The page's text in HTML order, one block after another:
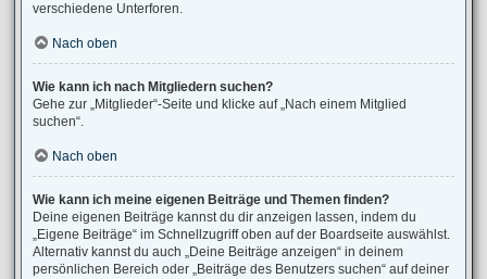
verschiedene Unterforen.
Nach oben
Wie kann ich nach Mitgliedern suchen?
Gehe zur „Mitglieder“-Seite und klicke auf „Nach einem Mitglied
suchen“.
Nach oben
Wie kann ich meine eigenen Beiträge und Themen finden?
Deine eigenen Beiträge kannst du dir anzeigen lassen, indem du
„Eigene Beiträge“ im Schnellzugriff oben auf der Boardseite auswählst.
Alternativ kannst du auch „Deine Beiträge anzeigen“ in deinem
persönlichen Bereich oder „Beiträge des Benutzers suchen“ auf deiner